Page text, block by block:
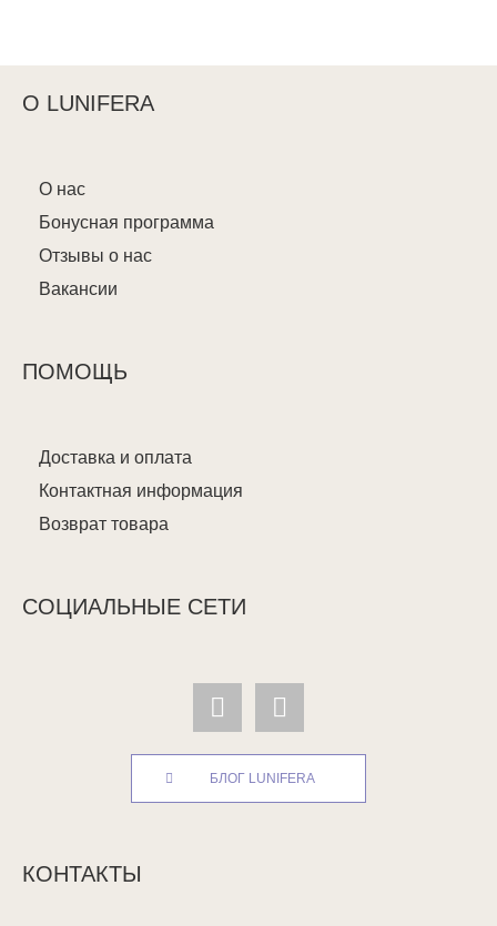
О LUNIFERA
О нас
Бонусная программа
Отзывы о нас
Вакансии
ПОМОЩЬ
Доставка и оплата
Контактная информация
Возврат товара
СОЦИАЛЬНЫЕ СЕТИ
БЛОГ LUNIFERA
КОНТАКТЫ